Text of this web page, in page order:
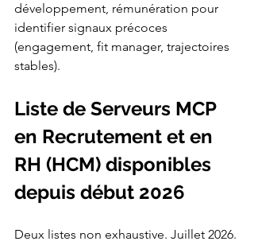
développement, rémunération pour
identifier signaux précoces
(engagement, fit manager, trajectoires
stables).
Liste de Serveurs MCP
en Recrutement et en
RH (HCM) disponibles
depuis début 2026
Deux listes non exhaustive. Juillet 2026.